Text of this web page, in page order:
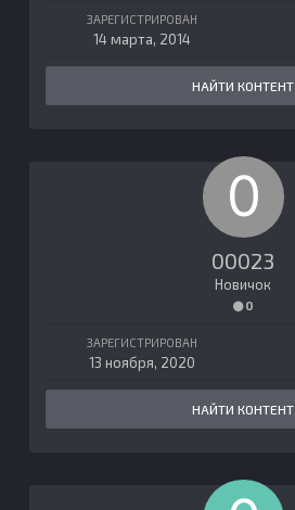
ЗАРЕГИСТРИРОВАН
14 марта, 2014
НАЙТИ КОНТЕНТ
00023
Новичок
0
ЗАРЕГИСТРИРОВАН
13 ноября, 2020
НАЙТИ КОНТЕНТ